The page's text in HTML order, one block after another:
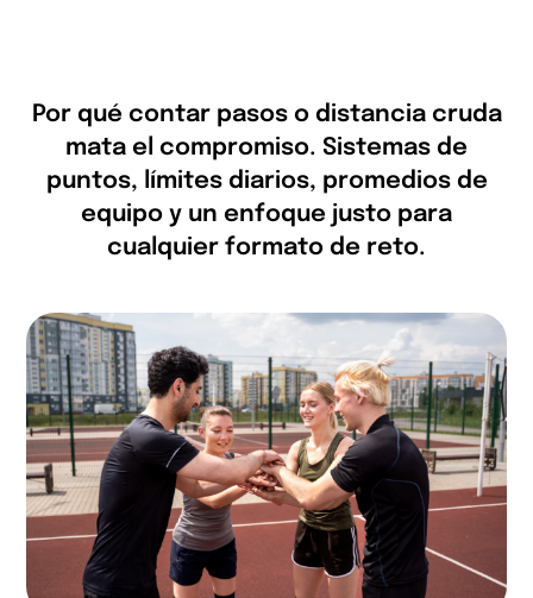
Por qué contar pasos o distancia cruda
mata el compromiso. Sistemas de
puntos, límites diarios, promedios de
equipo y un enfoque justo para
cualquier formato de reto.